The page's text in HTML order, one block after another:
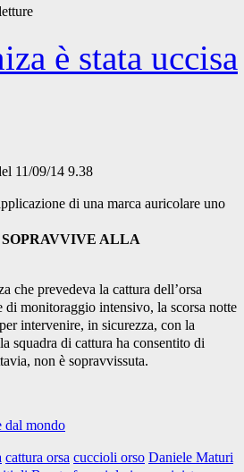
è stata uccisa
11/09/14 9.38
di una marca auricolare uno
ALLA
che prevedeva la cattura dell’orsa
di monitoraggio intensivo, la scorsa notte
intervenire, in sicurezza, con la
squadra di cattura ha consentito di
non è sopravvissuta.
dal mondo
cattura orsa cuccioli orso Daniele Maturi